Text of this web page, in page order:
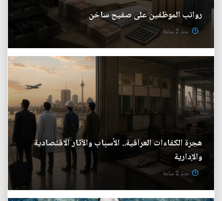
رواتب الموظفين على صفيح ساخن
منذ 2 ساعة
هجرة الكفاءات العراقية.. الأسباب والآثار الاقتصادية
والإدارية
منذ 2 ساعة